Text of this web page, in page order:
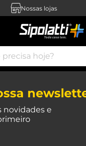
Nossas lojas
hoje?
novidades e